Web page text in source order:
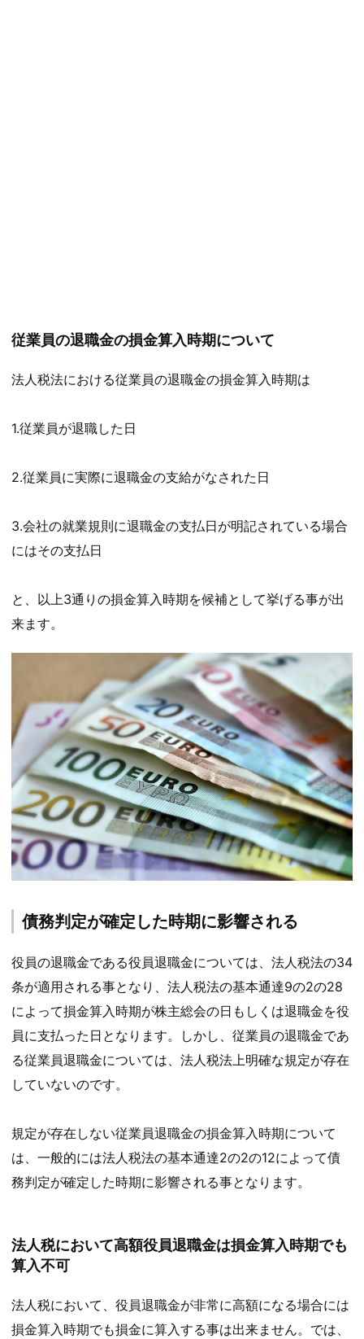
従業員の退職金の損金算入時期について
法人税法における従業員の退職金の損金算入時期は
1.従業員が退職した日
2.従業員に実際に退職金の支給がなされた日
3.会社の就業規則に退職金の支払日が明記されている場合
にはその支払日
と、以上3通りの損金算入時期を候補として挙げる事が出
来ます。
債務判定が確定した時期に影響される
役員の退職金である役員退職金については、法人税法の34
条が適用される事となり、法人税法の基本通達9の2の28
によって損金算入時期が株主総会の日もしくは退職金を役
員に支払った日となります。しかし、従業員の退職金であ
る従業員退職金については、法人税法上明確な規定が存在
していないのです。
規定が存在しない従業員退職金の損金算入時期について
は、一般的には法人税法の基本通達2の2の12によって債
務判定が確定した時期に影響される事となります。
法人税において高額役員退職金は損金算入時期でも
算入不可
法人税において、役員退職金が非常に高額になる場合には
損金算入時期でも損金に算入する事は出来ません。では、